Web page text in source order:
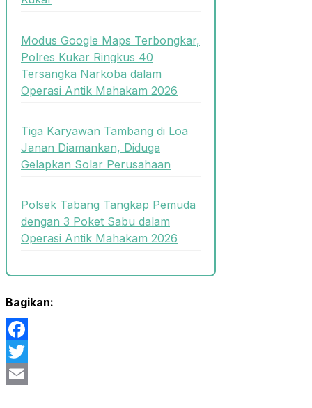
Modus Google Maps Terbongkar,
Polres Kukar Ringkus 40
Tersangka Narkoba dalam
Operasi Antik Mahakam 2026
Tiga Karyawan Tambang di Loa
Janan Diamankan, Diduga
Gelapkan Solar Perusahaan
Polsek Tabang Tangkap Pemuda
dengan 3 Poket Sabu dalam
Operasi Antik Mahakam 2026
Bagikan:
Facebook
Twitter